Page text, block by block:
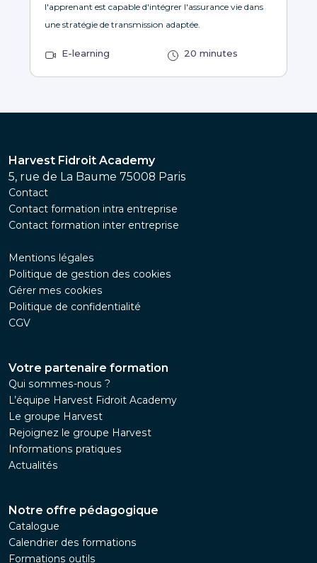
l'apprenant est capable d'intégrer l'assurance vie dans
une stratégie de transmission adaptée.
E-learning 20 minutes
Harvest Fidroit Academy
5, rue de La Baume 75008 Paris
Contact
Contact formation intra entreprise
Contact formation inter entreprise
Mentions légales
Politique de gestion des cookies
Gérer mes cookies
Politique de confidentialité
CGV
Votre partenaire formation
Qui sommes-nous ?
L’équipe Harvest Fidroit Academy
Le groupe Harvest
Rejoignez le groupe Harvest
Informations pratiques
Actualités
Notre offre pédagogique
Catalogue
Calendrier des formations
Formations outils